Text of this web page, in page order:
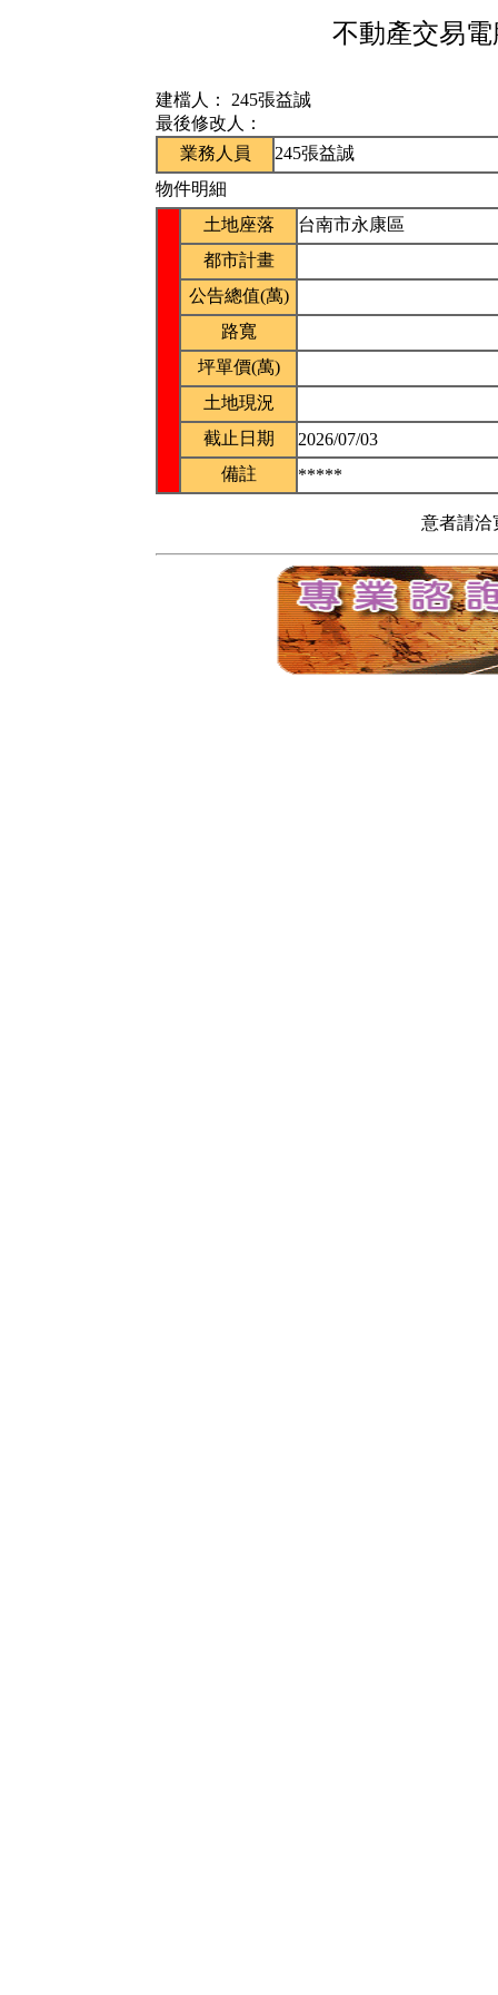
不動產交易
建檔人： 245張益誠
最後修改人：
業務人員
245張益誠
物件明細
土地座落
台南市永康區
都市計畫
公告總值(萬)
路寬
坪單價(萬)
土地現況
截止日期
2026/07/03
備註
*****
意者請洽